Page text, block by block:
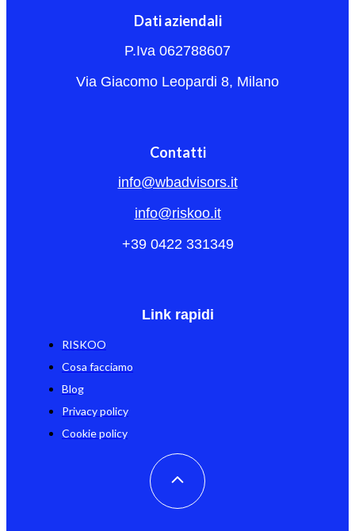
Dati aziendali
P.Iva 062788607
Via Giacomo Leopardi 8, Milano
Contatti
info@wbadvisors.it
info@riskoo.it
+39 0422 331349
Link rapidi
RISKOO
Cosa facciamo
Blog
Privacy policy
Cookie policy